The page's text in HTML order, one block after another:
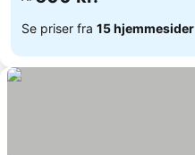
Se priser fra 15 hjemmesider